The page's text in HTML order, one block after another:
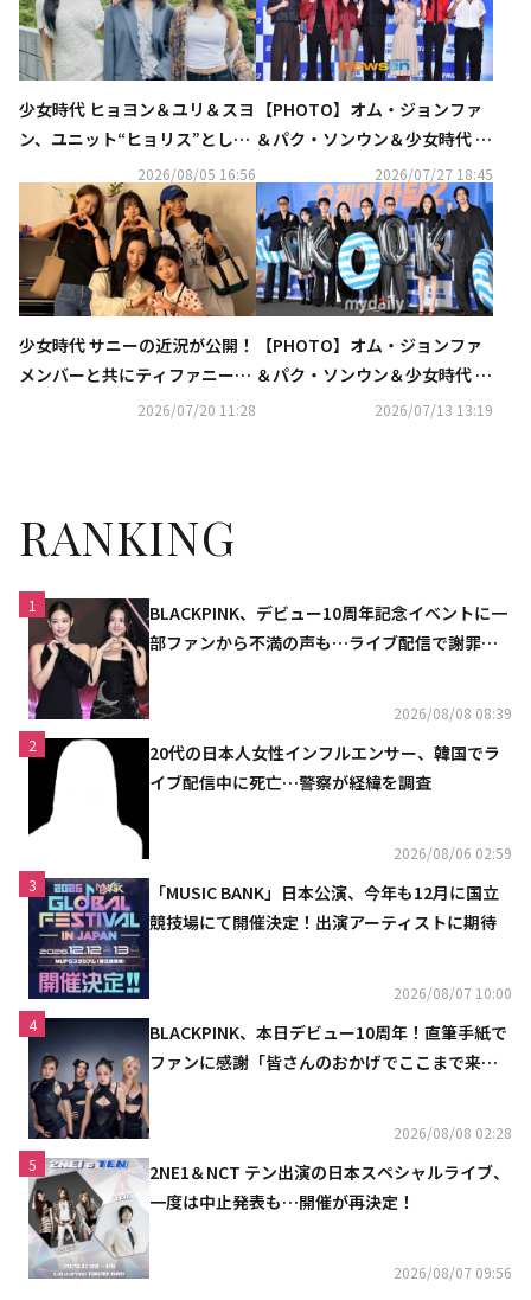
少女時代 ヒョヨン＆ユリ＆スヨ
ン、ユニット“ヒョリス”として
正式デビュー決定！SMが下半
期の計画を公開
2026/08/05 16:56
【PHOTO】オム・ジョンファ
＆パク・ソンウン＆少女時代 ス
ヨンら、映画「ノンストップ
2」記者懇談会に出席
2026/07/27 18:45
少女時代 サニーの近況が公開！
メンバーと共にティファニー出
演のミュージカルを鑑賞…変わ
2026/07/20 11:28
【PHOTO】オム・ジョンファ
＆パク・ソンウン＆少女時代 ス
ヨンら、映画「ノンストップ
2026/07/13 13:19
RANKING
1
BLACKPINK、デビュー10周年記念イベントに一
部ファンから不満の声も…ライブ配信で謝罪
2026/08/08 08:39
2
20代の日本人女性インフルエンサー、韓国でラ
イブ配信中に死亡…警察が経緯を調査
2026/08/06 02:59
3
「MUSIC BANK」日本公演、今年も12月に国立
競技場にて開催決定！出演アーティストに期待
2026/08/07 10:00
4
BLACKPINK、本日デビュー10周年！直筆手紙で
ファンに感謝「皆さんのおかげでここまで来ら
2026/08/08 02:28
5
2NE1＆NCT テン出演の日本スペシャルライブ、
一度は中止発表も…開催が再決定！
2026/08/07 09:56